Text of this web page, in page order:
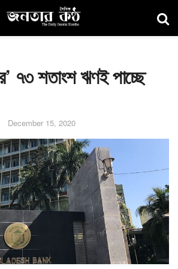
৭৩ শতাংশ ঋণই পাচ্ছে
December 15, 2020